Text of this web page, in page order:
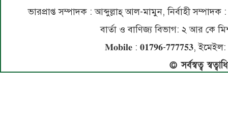
ভারপ্রাপ্ত সম্পাদক : আব্দুল্লাহ্ আল-মামুন, নির্বাহী
বার্তা ও বাণিজ্য বিভাগ: ২ আর কে
𝐌𝐨𝐛𝐢𝐥𝐞 : 𝟎𝟏𝟕𝟗𝟔-𝟕𝟕𝟕𝟕𝟓𝟑,
© সর্বস্বত্ব